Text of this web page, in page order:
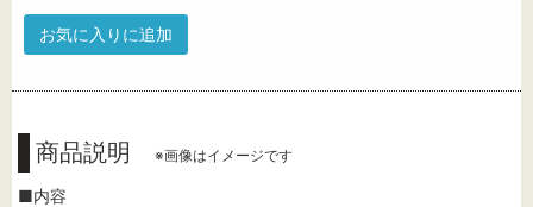
お気に入りに追加
商品説明 ※画像はイメージです
■内容